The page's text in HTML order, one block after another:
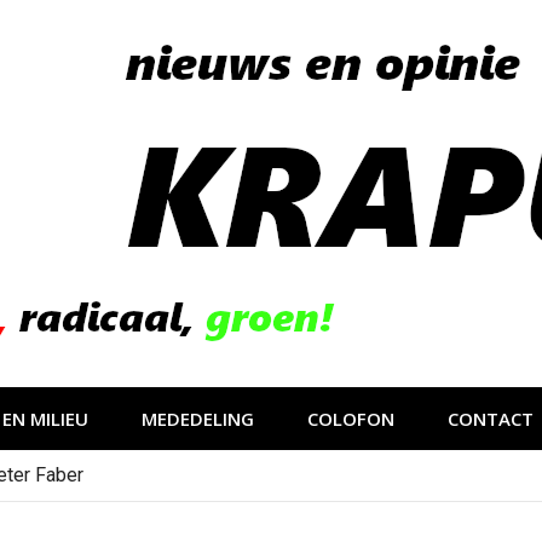
MILIEU MEDEDELING COLOFON CONTACT
Faber